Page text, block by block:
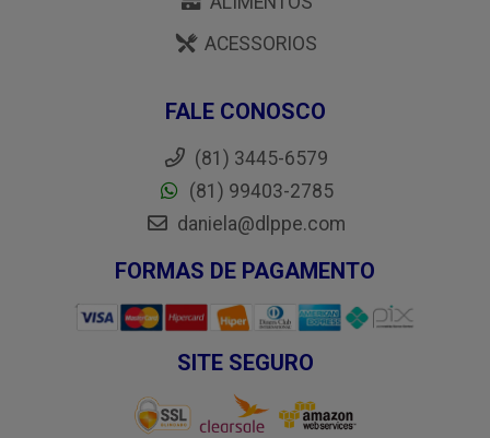
ACESSORIOS
FALE CONOSCO
(81) 3445-6579
(81) 99403-2785
daniela@dlppe.com
FORMAS DE PAGAMENTO
SITE SEGURO